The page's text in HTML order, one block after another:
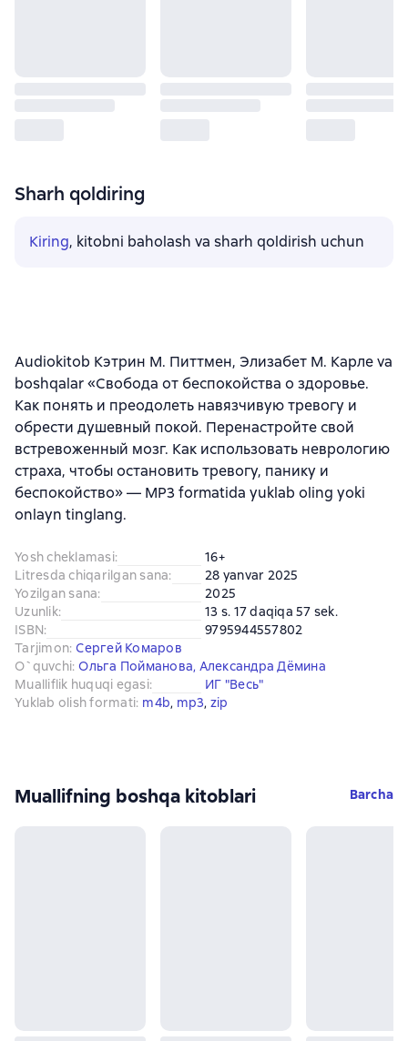
Sharh qoldiring
Kiring, kitobni baholash va sharh qoldirish uchun
Audiokitob Кэтрин М. Питтмен, Элизабет М. Карле va
boshqalar «Свобода от беспокойства о здоровье.
Как понять и преодолеть навязчивую тревогу и
обрести душевный покой. Перенастройте свой
встревоженный мозг. Как использовать неврологию
страха, чтобы остановить тревогу, панику и
беспокойство» — MP3 formatida yuklab oling yoki
onlayn tinglang.
Yosh cheklamasi:
16+
Litresda chiqarilgan sana:
28 yanvar 2025
Yozilgan sana:
2025
Uzunlik:
13 s. 17 daqiqa 57 sek.
ISBN:
9795944557802
Tarjimon: Сергей Комаров
O`quvchi: Ольга Пойманова, Александра Дёмина
Mualliflik huquqi egasi:
ИГ "Весь"
Yuklab olish formati: m4b, mp3, zip
Muallifning boshqa kitoblari Barcha